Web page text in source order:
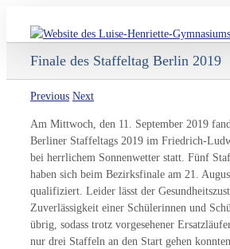
Finale des Staffeltag Berlin 2019
Previous Next
Am Mittwoch, den 11. September 2019
Berliner Staffeltags 2019 im Friedrich-
bei herrlichem Sonnenwetter statt. Fünf
haben sich beim Bezirksfinale am 21.
qualifiziert. Leider lässt der
Zuverlässigkeit einer Schülerinnen und
übrig, sodass trotz vorgesehener
nur drei Staffeln an den Start gehen